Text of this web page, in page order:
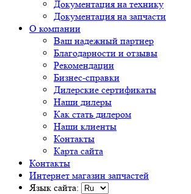
Документация на технику
Документация на запчасти
О компании
Ваш надежный партнер
Благодарности и отзывы
Рекомендации
Бизнес-справки
Дилерские сертификаты
Наши дилеры
Как стать дилером
Наши клиенты
Контакты
Карта сайта
Контакты
Интернет магазин запчастей
Язык сайта: